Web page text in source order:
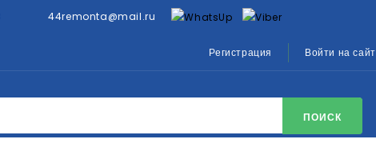
44remonta@mail.ru
Регистрация Войти на сайт
ПОИСК